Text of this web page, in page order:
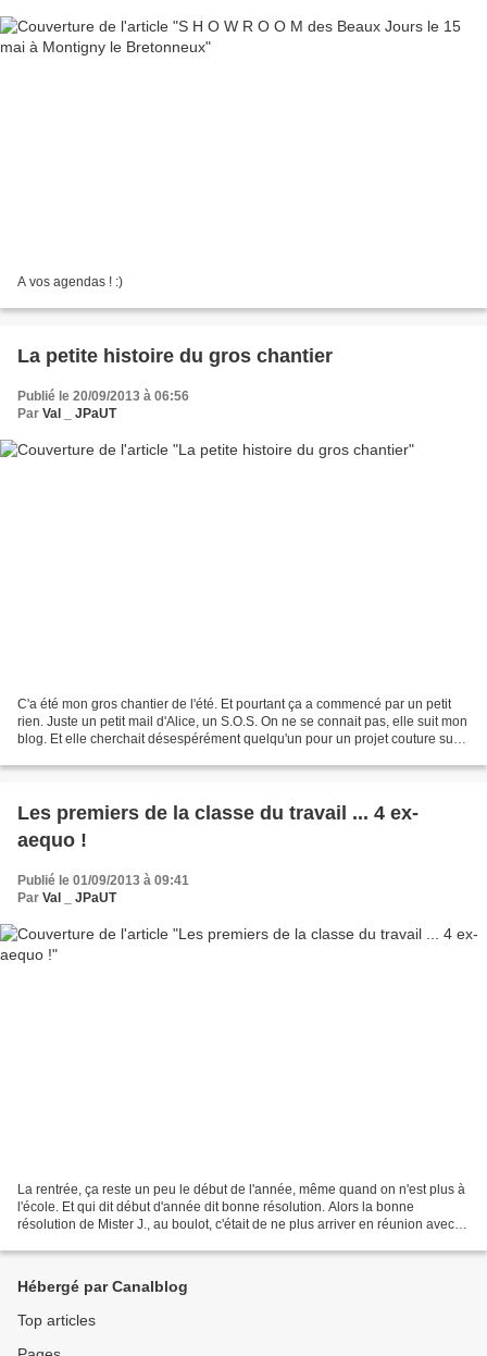
A vos agendas ! :)
La petite histoire du gros chantier
Publié le 20/09/2013 à 06:56
Par Val _ JPaUT
C'a été mon gros chantier de l'été. Et pourtant ça a commencé par un petit
rien. Juste un petit mail d'Alice, un S.O.S. On ne se connait pas, elle suit mon
blog. Et elle cherchait désespérément quelqu'un pour un projet couture sur
Les premiers de la classe du travail ... 4 ex-
aequo !
Publié le 01/09/2013 à 09:41
Par Val _ JPaUT
La rentrée, ça reste un peu le début de l'année, même quand on n'est plus à
l'école. Et qui dit début d'année dit bonne résolution. Alors la bonne
résolution de Mister J., au boulot, c'était de ne plus arriver en réunion avec
Hébergé par Canalblog
Top articles